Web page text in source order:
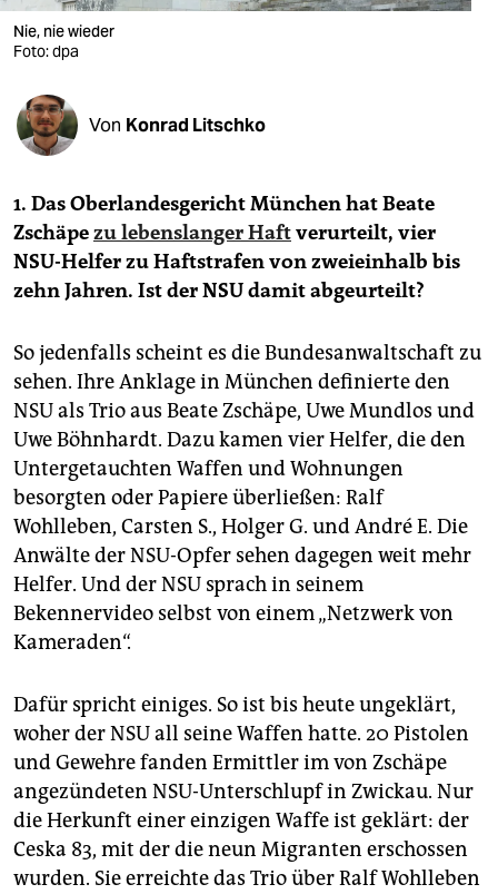
verlag
veranstaltungen
shop
fragen & hilfe
unterstützen
abo
genossenschaft
Nie, nie wieder
Foto: dpa
Von Konrad Litschko
1. Das Oberlandesgericht München hat Beate
Zschäpezu lebenslanger Haftverurteilt, vier
NSU-Helfer zu Haftstrafen von zweieinhalb bis
zehn Jahren. Ist der NSU damit abgeurteilt?
So jedenfalls scheint es die Bundesanwaltschaft zu
sehen. Ihre Anklage in München definierte den
NSU als Trio aus Beate Zschä­pe, Uwe Mundlos und
Uwe Böhnhardt. Dazu kamen vier Helfer, die den
Untergetauchten Waffen und Wohnungen
besorgten oder Papiere überließen: Ralf
Wohlleben, Carsten S., Holger G. und André E. Die
Anwälte der NSU-Opfer sehen dagegen weit mehr
Helfer. Und der NSU sprach in seinem
Bekennervideo selbst von einem „Netzwerk von
Kameraden“.
Dafür spricht einiges. So ist bis heute ungeklärt,
woher der NSU all seine Waffen hatte. 20 Pistolen
und Gewehre fanden Ermittler im von Zschäpe
angezündeten NSU-Unterschlupf in Zwickau. Nur
die Herkunft einer einzigen Waffe ist geklärt: der
Ceska 83, mit der die neun Migranten erschossen
wurden. Sie erreichte das Trio über Ralf Wohlleben